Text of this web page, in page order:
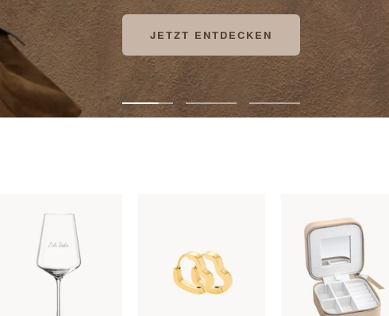
JETZT SICHERN
Zur
Zur
Zur